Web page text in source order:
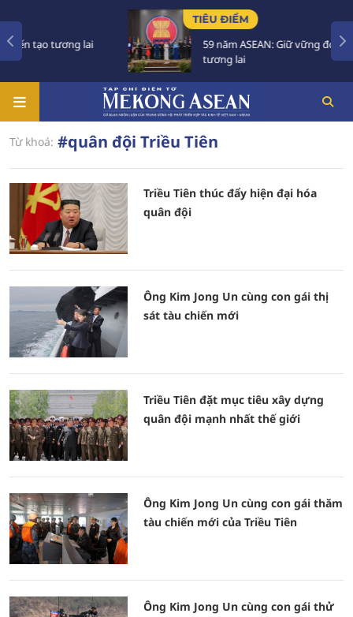
tương lai
TIÊU ĐIỂM
59 năm ASEAN: Giữ vững đoàn kết,
tương lai
Từ khoá: #quân đội Triều Tiên
Triều Tiên thúc đẩy hiện đại hóa
quân đội
Ông Kim Jong Un cùng con gái thị
sát tàu chiến mới
Triều Tiên đặt mục tiêu xây dựng
quân đội mạnh nhất thế giới
Ông Kim Jong Un cùng con gái thăm
tàu chiến mới của Triều Tiên
Ông Kim Jong Un cùng con gái thử